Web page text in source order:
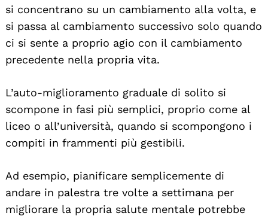
si concentrano su un cambiamento alla volta, e
si passa al cambiamento successivo solo quando
ci si sente a proprio agio con il cambiamento
precedente nella propria vita.
L’auto-miglioramento graduale di solito si
scompone in fasi più semplici, proprio come al
liceo o all’università, quando si scompongono i
compiti in frammenti più gestibili.
Ad esempio, pianificare semplicemente di
andare in palestra tre volte a settimana per
migliorare la propria salute mentale potrebbe